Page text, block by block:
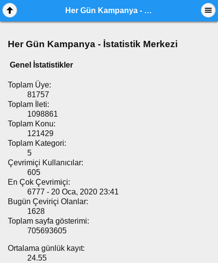
Her Gün Kampanya - İstatistik Merkezi
Her Gün Kampanya - İstatistik Merkezi
Genel İstatistikler
Toplam Üye:
81757
Toplam İleti:
1098861
Toplam Konu:
121429
Toplam Kategori:
5
Çevrimiçi Kullanıcılar:
605
En Çok Çevrimiçi:
6777 - 20 Oca, 2020 23:41
Bugün Çeviriçi Olanlar:
1628
Toplam sayfa gösterimi:
705693605
Ortalama günlük kayıt:
24.55